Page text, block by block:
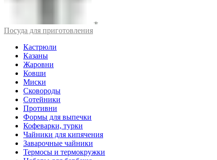
Посуда для приготовления
Кастрюли
Казаны
Жаровни
Ковши
Миски
Сковороды
Сотейники
Противни
Формы для выпечки
Кофеварки, турки
Чайники для кипячения
Заварочные чайники
Термосы и термокружки